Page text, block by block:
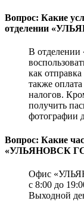
Вопрос: Какие
отделении
В
как
также
налогов.
получить
фотографии
Вопрос: Какие
«УЛЬЯНОВСК
Офис
с 8:00 до
Выходной